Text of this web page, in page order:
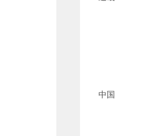
中国